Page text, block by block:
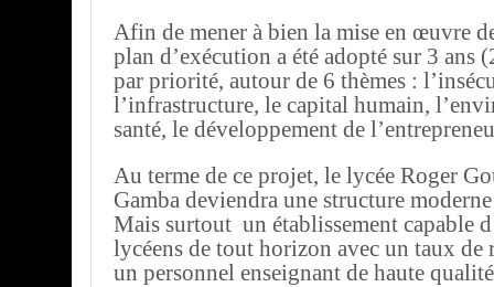
Afin de mener à bien la mise en œuvre
plan d’exécution a été adopté sur 3 ans
par priorité, autour de 6 thèmes :
l’infrastructure, le capital humain,
santé, le développement de
Au terme de ce projet, le lycée Roger
Gamba deviendra une structure
Mais surtout un établissement capable
lycéens de tout horizon avec un taux de
un personnel enseignant de haute